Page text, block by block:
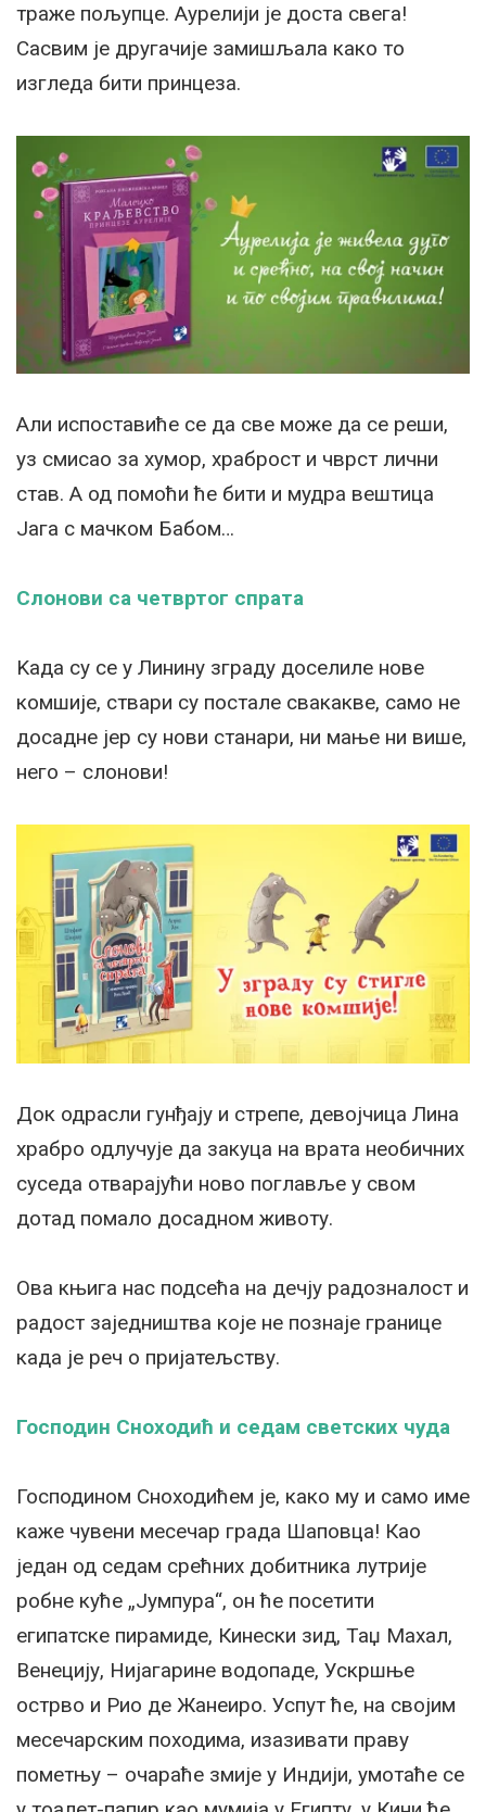
траже пољупце. Аурелији је доста свега!
Сасвим је другачије замишљала како то
изгледа бити принцеза.
Али испоставиће се да све може да се реши,
уз смисао за хумор, храброст и чврст лични
став. А од помоћи ће бити и мудра вештица
Јага с мачком Бабом…
Слонови са четвртог спрата
Kада су се у Линину зграду доселиле нове
комшије, ствари су постале свакакве, само не
досадне јер су нови станари, ни мање ни више,
него – слонови!
Док одрасли гунђају и стрепе, девојчица Лина
храбро одлучује да закуца на врата необичних
суседа отварајући ново поглавље у свом
дотад помало досадном животу.
Ова књига нас подсећа на дечју радозналост и
радост заједништва које не познаје границе
када је реч о пријатељству.
Господин Сноходић и седам светских чуда
Господином Сноходићем је, како му и само име
каже чувени месечар града Шаповца! Као
један од седам срећних добитника лутрије
робне куће „Јумпура“, он ће посетити
египатске пирамиде, Кинески зид, Таџ Махал,
Венецију, Нијагарине водопаде, Ускршње
острво и Рио де Жанеиро. Успут ће, на својим
месечарским походима, изазивати праву
пометњу – очараће змије у Индији, умотаће се